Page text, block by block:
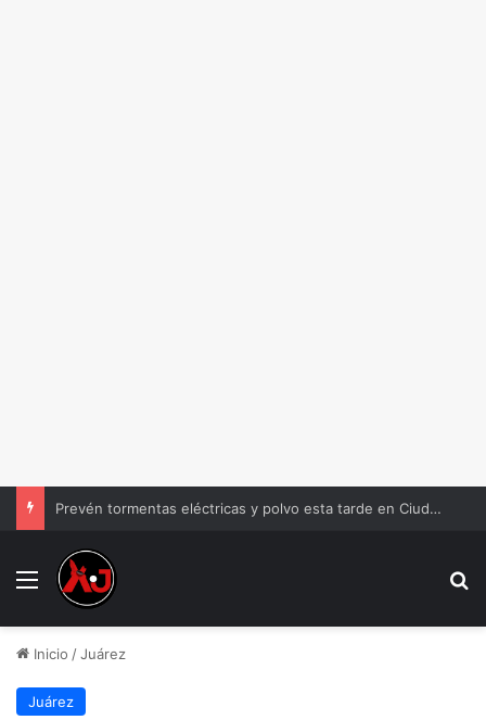
Prevén tormentas eléctricas y polvo esta tarde en Ciudad Juárez
Menu
Inicio /Juárez
Juárez